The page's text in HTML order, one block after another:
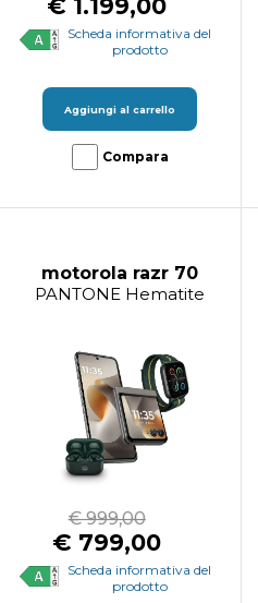
€ 1.199,00
Scheda informativa del
prodotto
Aggiungi al carrello
Compara
motorola razr 70
PANTONE Hematite
€ 999,00
€ 799,00
Scheda informativa del
prodotto